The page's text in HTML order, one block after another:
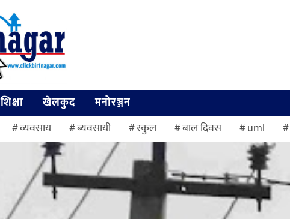
शिक्षा खेलकुद मनोरञ्जन
व्यवसाय ब्यवसायी स्कुल बाल दिवस uml